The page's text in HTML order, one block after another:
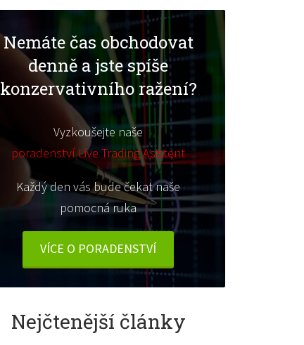
Nemáte čas obchodovat
denně a jste spíše
konzervativního ražení?
Vyzkoušejte naše
poradenství Live Trading Asistent
Každý den vás bude čekat naše
pomocná ruka
VÍCE O PORADENSTVÍ
Nejčtenější články